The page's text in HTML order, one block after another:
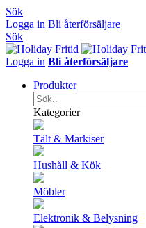
Sök
Logga in Bli återförsäljare
Sök
Logga in Bli återförsäljare
Produkter
Kategorier
Tält & Markiser
Hushåll & Kök
Möbler
Elektronik & Belysning